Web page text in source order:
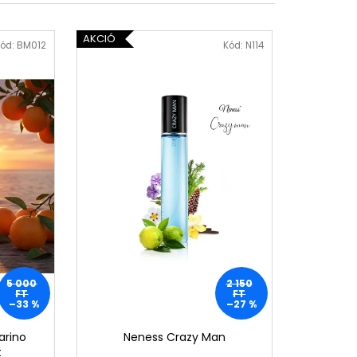
5 000
FT
–33 %
BM012 AKCIÓ
2 150
FT
–27 %
Neness Crazy Man
Kód: N114
ÚJ PARFÜM